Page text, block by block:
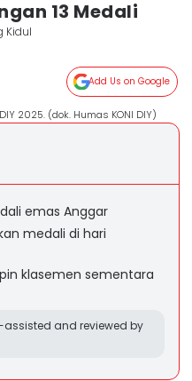
13 Medali
Kidul
Add Us on Google
2025. (dok. Humas KONI DIY)
emas Anggar
medali di hari
klasemen sementara
and reviewed by